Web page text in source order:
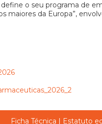
define o seu programa de
maiores da Europa”,
Ficha Técnica | Estatuto